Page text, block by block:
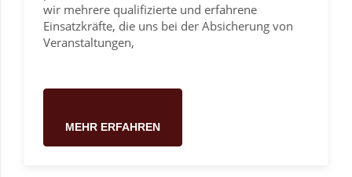
wir mehrere qualifizierte und erfahrene
Einsatzkräfte, die uns bei der Absicherung von
Veranstaltungen,
MEHR ERFAHREN